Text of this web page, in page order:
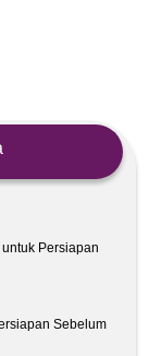
Persiapan
Sebelum